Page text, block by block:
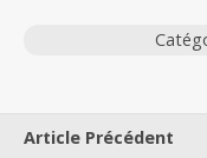
Article Précédent